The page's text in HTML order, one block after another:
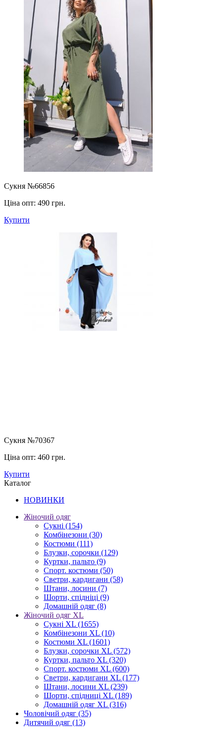
Сукня №66856
Ціна опт: 490 грн.
Купити
Сукня №70367
Ціна опт: 460 грн.
Купити
Каталог
НОВИНКИ
Жіночий одяг
Сукні (154)
Комбінезони (30)
Костюми (111)
Блузки, сорочки (129)
Куртки, пальто (9)
Спорт. костюми (50)
Светри, кардигани (58)
Штани, лосини (7)
Шорти, спідніці (9)
Домашній одяг (8)
Жіночий одяг XL
Cукні XL (1655)
Комбінезони XL (10)
Костюми XL (1601)
Блузки, сорочки XL (572)
Куртки, пальто XL (320)
Спорт. костюми XL (600)
Светри, кардигани XL (177)
Штани, лосини XL (239)
Шорти, спідниці XL (189)
Домашній одяг XL (316)
Чоловічий одяг (35)
Дитячий одяг (13)